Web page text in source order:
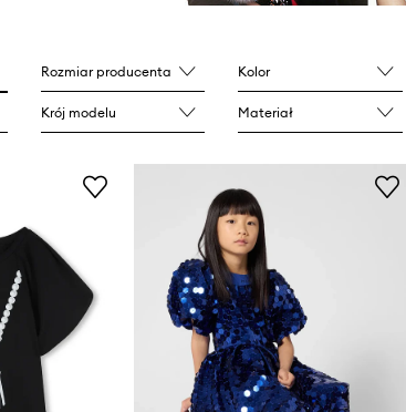
Rozmiar producenta Kolor
Krój modelu Materiał